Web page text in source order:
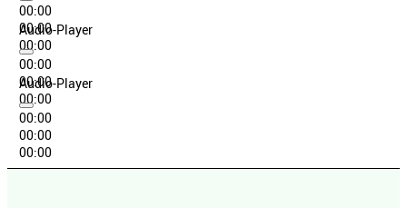
00:00
00:00
00:00
Audio-Player
00:00
00:00
00:00
Audio-Player
00:00
00:00
00:00